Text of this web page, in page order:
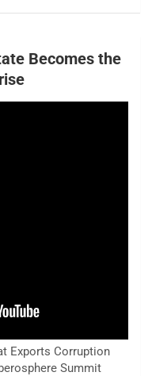
Becomes the
Exports Corruption
Summit